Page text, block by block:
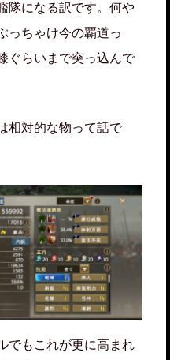
隊になる訳です。何や
っちゃけ今の覇道っ
ぐらいまで突っ込んで
相対的な物って話で
でもこれが更に高まれ